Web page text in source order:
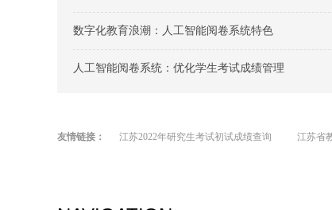
数字化教育浪潮：人工智能阅卷系统特色
人工智能阅卷系统：优化学生考试成绩管理
友情链接： 江苏2022年研究生考试初试成绩查询 江苏省